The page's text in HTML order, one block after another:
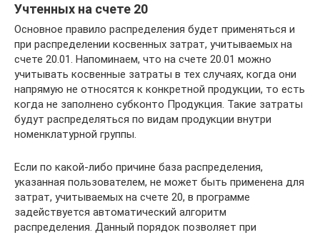
Учтенных на счете 20
Основное правило распределения будет применяться и
при распределении косвенных затрат, учитываемых на
счете 20.01. Напоминаем, что на счете 20.01 можно
учитывать косвенные затраты в тех случаях, когда они
напрямую не относятся к конкретной продукции, то есть
когда не заполнено субконто Продукция. Такие затраты
будут распределяться по видам продукции внутри
номенклатурной группы.
Если по какой-либо причине база распределения,
указанная пользователем, не может быть применена для
затрат, учитываемых на счете 20, в программе
задействуется автоматический алгоритм
распределения. Данный порядок позволяет при